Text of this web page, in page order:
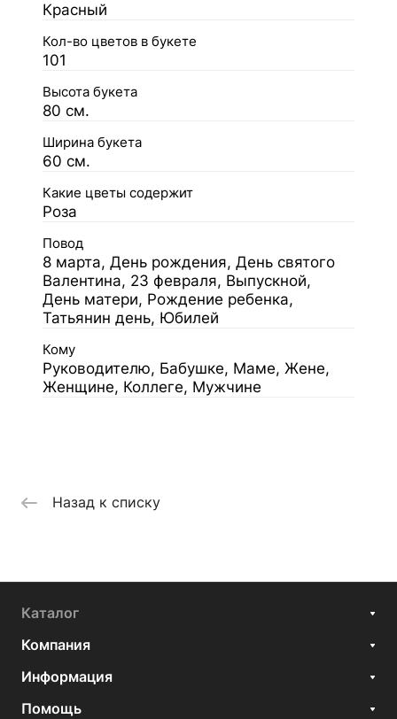
Красный
Кол-во цветов в букете
101
Высота букета
80 см.
Ширина букета
60 см.
Какие цветы содержит
Роза
Повод
8 марта, День рождения, День святого
Валентина, 23 февраля, Выпускной,
День матери, Рождение ребенка,
Татьянин день, Юбилей
Кому
Руководителю, Бабушке, Маме, Жене,
Женщине, Коллеге, Мужчине
Назад к списку
Каталог
Компания
Информация
Помощь